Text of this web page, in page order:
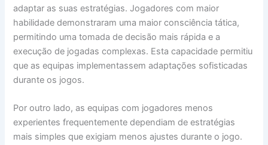
adaptar as suas estratégias. Jogadores com maior
habilidade demonstraram uma maior consciência tática,
permitindo uma tomada de decisão mais rápida e a
execução de jogadas complexas. Esta capacidade permitiu
que as equipas implementassem adaptações sofisticadas
durante os jogos.
Por outro lado, as equipas com jogadores menos
experientes frequentemente dependiam de estratégias
mais simples que exigiam menos ajustes durante o jogo.